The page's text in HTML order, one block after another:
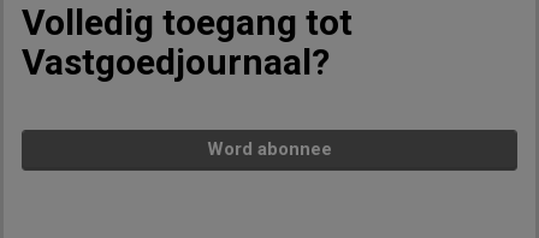
Volledig toegang tot
Vastgoedjournaal?
Word abonnee